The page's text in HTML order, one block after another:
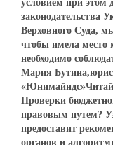
условием при этом
законодательства
Верховного Суда,
чтобы имела место
необходимо
Мария
Проверки
правовым путем?
предоставит
органов и